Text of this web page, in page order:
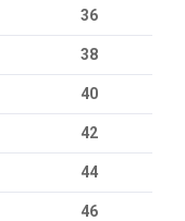
36
38
40
42
44
46